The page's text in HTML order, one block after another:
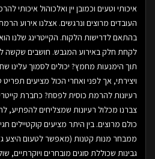
איכותי וטעים וכמובן יין ואלכוהול
העובדים מרוצים ונרגשים. אצלנו אירוע
בהתאם לדרישות הלקוח. הקייטרינג שלנו
לקחת חלק באירוע המגבש. חושבים שקשה
תוך הימנעות מחמץ? יכולים לסמוך עלינו
ויצירתי, אך לפני ואחרי הכול מציעים
רעיונות להרמת כוסית לפסח? כחברת
צברנו מכלול רעיונות שמצליחים להפתיע,
כולם מרוצים. בין היתר מציעים קוקטיילים
ממבחר מנות קטנות (מאפשר לטעום היצע
גבינות שכוללת סוגים מובחרים ויוקרתיים,